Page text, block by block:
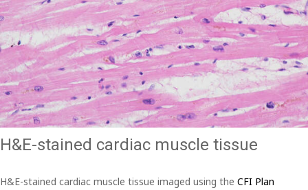
H&E-stained cardiac muscle tissue
H&E-stained cardiac muscle tissue imaged using the CFI Plan